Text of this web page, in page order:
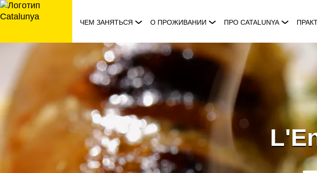
перейти
к
ЧЕМ ЗАНЯТЬСЯ О ПРОЖИВАНИИ ПРО CATALUNYA